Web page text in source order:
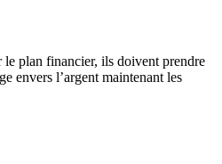
le plan financier, ils doivent prendre
envers l’argent maintenant les